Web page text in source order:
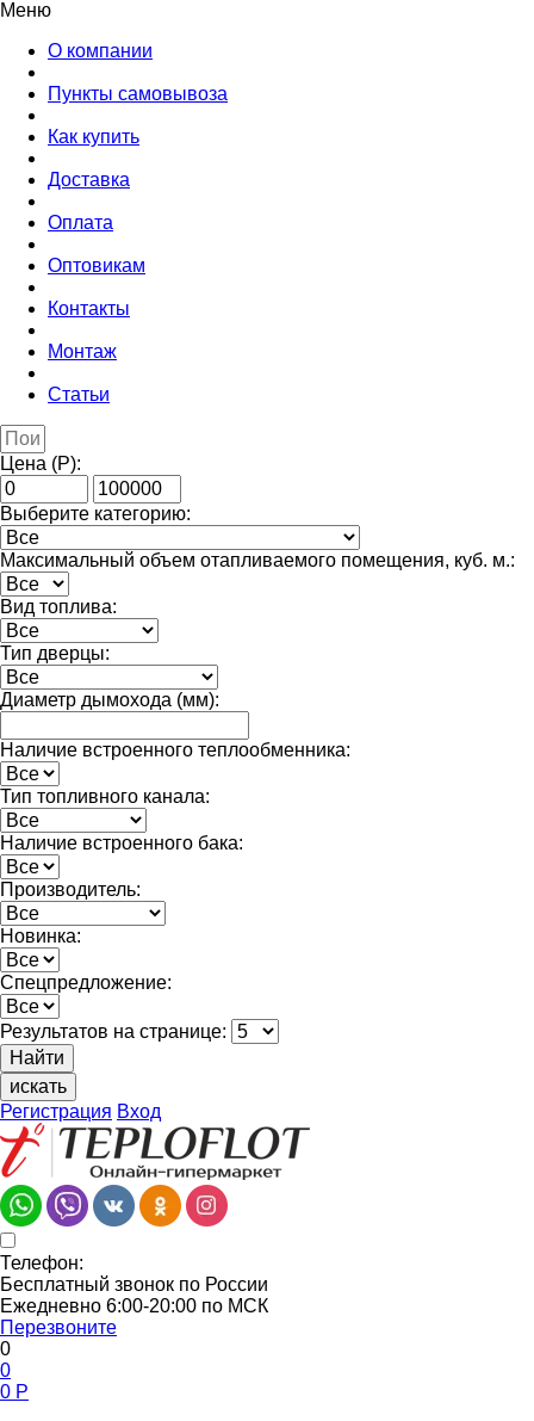
Меню
О компании
Пункты самовывоза
Как купить
Доставка
Оплата
Оптовикам
Контакты
Монтаж
Статьи
Цена (Р):
Выберите категорию:
Максимальный объем отапливаемого помещения, куб. м.:
Вид топлива:
Тип дверцы:
Диаметр дымохода (мм):
Наличие встроенного теплообменника:
Тип топливного канала:
Наличие встроенного бака:
Производитель:
Новинка:
Спецпредложение:
Результатов на странице:
Найти
искать
Регистрация Вход
Телефон:
Бесплатный звонок по России
Ежедневно 6:00-20:00 по МСК
Перезвоните
0
0
0 Р